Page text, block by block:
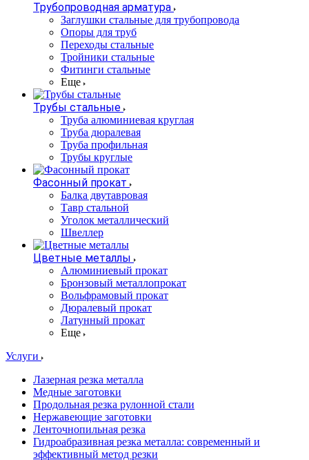
Трубопроводная арматура
Заглушки стальные для трубопровода
Опоры для труб
Переходы стальные
Тройники стальные
Фитинги стальные
Еще
Трубы стальные
Труба алюминиевая круглая
Труба дюралевая
Труба профильная
Трубы круглые
Фасонный прокат
Балка двутавровая
Тавр стальной
Уголок металлический
Швеллер
Цветные металлы
Алюминиевый прокат
Бронзовый металлопрокат
Вольфрамовый прокат
Дюралевый прокат
Латунный прокат
Еще
Услуги
Лазерная резка металла
Медные заготовки
Продольная резка рулонной стали
Нержавеющие заготовки
Ленточнопильная резка
Гидроабразивная резка металла: современный и
эффективный метод резки